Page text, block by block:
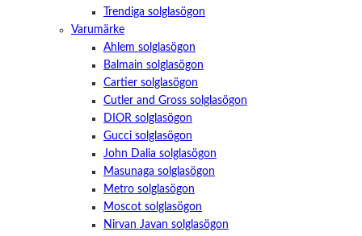
Trendiga solglasögon
Varumärke
Ahlem solglasögon
Balmain solglasögon
Cartier solglasögon
Cutler and Gross solglasögon
DIOR solglasögon
Gucci solglasögon
John Dalia solglasögon
Masunaga solglasögon
Metro solglasögon
Moscot solglasögon
Nirvan Javan solglasögon